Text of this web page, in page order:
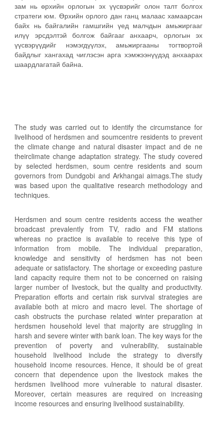
зам нь өрхийн орлогын эх үүсвэрийг олон талт болгох
стратеги юм. Өрхийн орлого дан ганц малаас хамаарсан
байх нь байгалийн гамшгийн үед малчдын амьжиргааг
илүү эрсдэлтэй болгож байгааг анхаарч, орлогын эх
үүсвэрүүдийг нэмэгдүүлэх, амьжиргааны тогтвортой
байдлыг хангахад чиглэсэн арга хэмжээнүүдэд анхаарах
шаардлагатай байна.
The study was carried out to identify the circumstance for
livelihood of herdsmen and soumcentre residents to prevent
the climate change and natural disaster impact and de ne
theirclimate change adaptation strategy. The study covered
by selected herdsmen, soum centre residents and soum
governors from Dundgobi and Arkhangai aimags.The study
was based upon the qualitative research methodology and
techniques.
Herdsmen and soum centre residents access the weather
broadcast prevalently from TV, radio and FM stations
whereas no practice is available to receive this type of
information from mobile. The individual preparation,
knowledge and sensitivity of herdsmen has not been
adequate or satisfactory. The shortage or exceeding pasture
land capacity require them not to be concerned on raising
larger number of livestock, but the quality and productivity.
Preparation efforts and certain risk survival strategies are
available both at micro and macro level. The shortage of
cash obstructs the purchase related winter preparation at
herdsmen household level that majority are struggling in
harsh and severe winter with bank loan. The key ways for the
prevention of poverty and vulnerability, sustainable
household livelihood include the strategy to diversify
household income resources. Hence, it should be of great
concern that dependence upon the livestock makes the
herdsmen livelihood more vulnerable to natural disaster.
Moreover, certain measures are required on increasing
income resources and ensuring livelihood sustainability.